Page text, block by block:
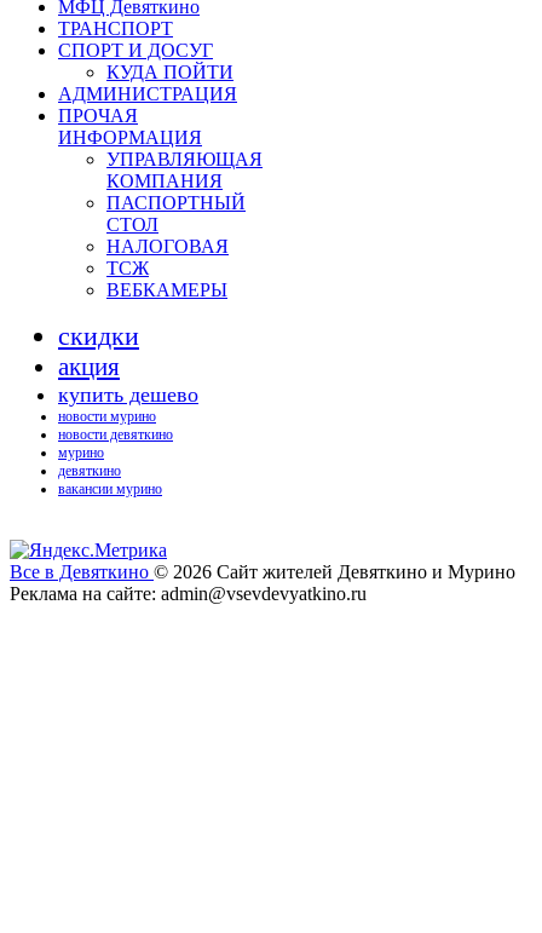
МФЦ Девяткино
ТРАНСПОРТ
СПОРТ И ДОСУГ
КУДА ПОЙТИ
АДМИНИСТРАЦИЯ
ПРОЧАЯ
ИНФОРМАЦИЯ
УПРАВЛЯЮЩАЯ
КОМПАНИЯ
ПАСПОРТНЫЙ
СТОЛ
НАЛОГОВАЯ
ТСЖ
ВЕБКАМЕРЫ
скидки
акция
купить дешево
новости мурино
новости девяткино
мурино
девяткино
вакансии мурино
Все в Девяткино © 2026 Сайт жителей Девяткино и Мурино
Реклама на сайте: admin@vsevdevyatkino.ru